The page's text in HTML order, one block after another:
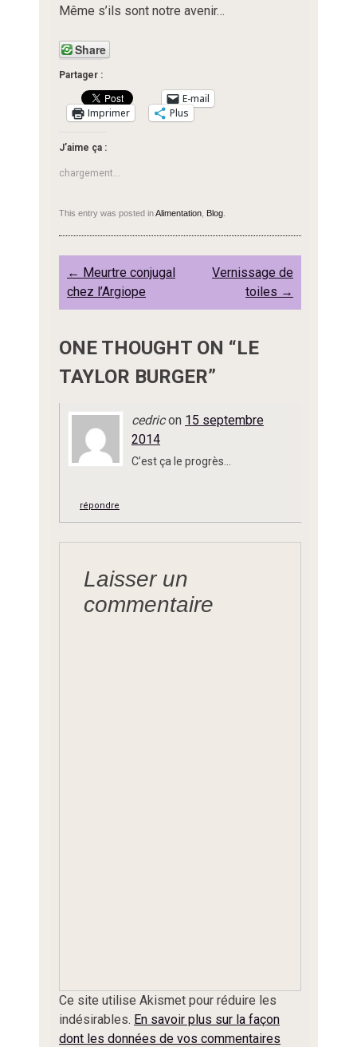
Même s’ils sont notre avenir…
Share
Partager :
E-mail
Imprimer
Plus
J’aime ça :
chargement…
This entry was posted inAlimentation Blog
Post
navigation
← Meurtre conjugal
chez l’Argiope
Vernissage de
toiles →
ONE THOUGHT ON “LE
TAYLOR BURGER”
cedricon 15 septembre
2014
C’est ça le progrès…
répondre
Laisser un
commentaire
Ce site utilise Akismet pour réduire les
indésirables. En savoir plus sur la façon
dont les données de vos commentaires